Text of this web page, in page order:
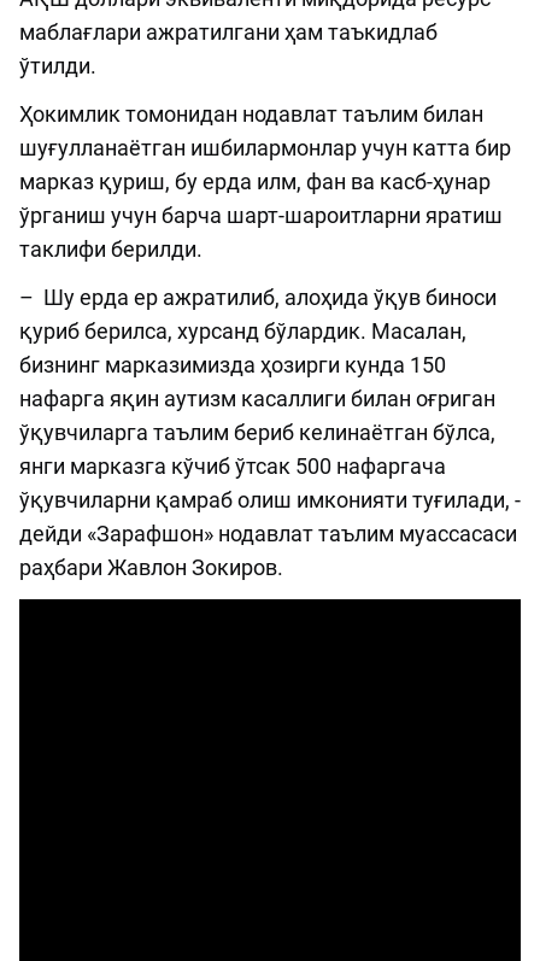
маблағлари ажратилгани ҳам таъкидлаб
ўтилди.
Ҳокимлик томонидан нодавлат таълим билан
шуғулланаётган ишбилармонлар учун катта бир
марказ қуриш, бу ерда илм, фан ва касб-ҳунар
ўрганиш учун барча шарт-шароитларни яратиш
таклифи берилди.
– Шу ерда ер ажратилиб, алоҳида ўқув биноси
қуриб берилса, хурсанд бўлардик. Масалан,
бизнинг марказимизда ҳозирги кунда 150
нафарга яқин аутизм касаллиги билан оғриган
ўқувчиларга таълим бериб келинаётган бўлса,
янги марказга кўчиб ўтсак 500 нафаргача
ўқувчиларни қамраб олиш имконияти туғилади, -
дейди «Зарафшон» нодавлат таълим муассасаси
раҳбари Жавлон Зокиров.